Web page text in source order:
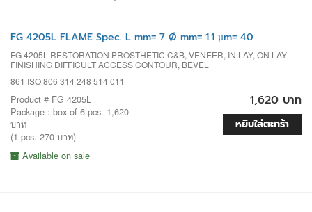
FG 4205L FLAME Spec. L mm= 7 Ø mm= 1.1 µm= 40
FG 4205L RESTORATION PROSTHETIC C&B, VENEER, IN LAY, ON LAY
FINISHING DIFFICULT ACCESS CONTOUR, BEVEL
861 ISO 806 314 248 514 011
Product # FG 4205L
Package : box of 6 pcs. 1,620
บาท
(1 pcs. 270 บาท)
Available on sale
1,620 บาท
หยิบใส่ตะกร้า